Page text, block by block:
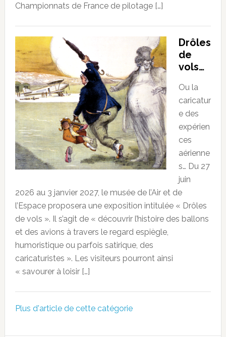
Championnats de France de pilotage […]
Drôles
de
vols…
Ou la
caricatur
e des
expérien
ces
aérienne
s… Du 27
juin
2026 au 3 janvier 2027, le musée de l’Air et de
l’Espace proposera une exposition intitulée « Drôles
de vols ». Il s’agit de « découvrir l’histoire des ballons
et des avions à travers le regard espiègle,
humoristique ou parfois satirique, des
caricaturistes ». Les visiteurs pourront ainsi
« savourer à loisir […]
Plus d'article de cette catégorie